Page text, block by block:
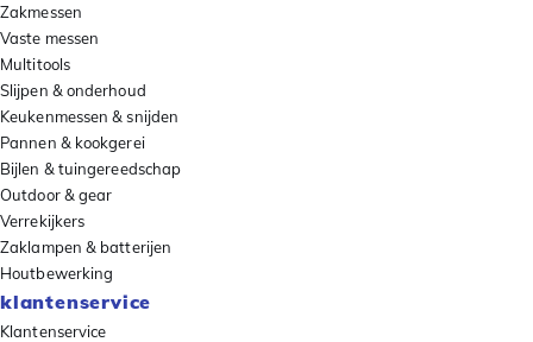
Zakmessen
Vaste messen
Multitools
Slijpen & onderhoud
Keukenmessen & snijden
Pannen & kookgerei
Bijlen & tuingereedschap
Outdoor & gear
Verrekijkers
Zaklampen & batterijen
Houtbewerking
klantenservice
Klantenservice